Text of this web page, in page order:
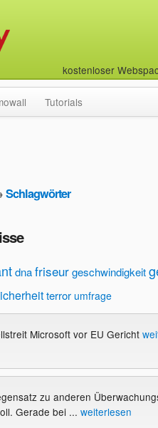
kostenloser
Tutorials
Schlagwörter
dnafriseurgeschwindigkeit
terror umfrage
Microsoft vor EU Gericht
zu anderen
Gerade bei ... weiterlesen